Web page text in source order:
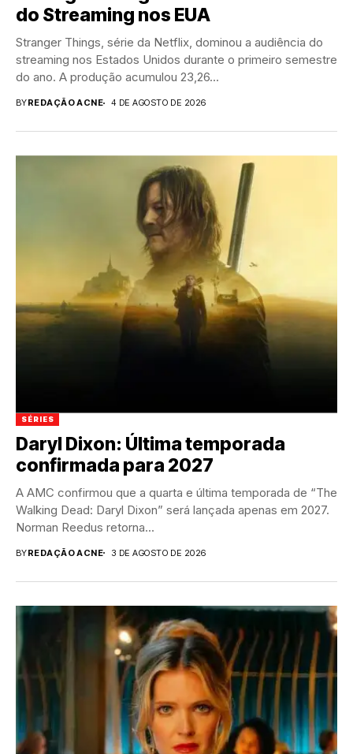
do Streaming nos EUA
Stranger Things, série da Netflix, dominou a audiência do
streaming nos Estados Unidos durante o primeiro semestre
do ano. A produção acumulou 23,26...
BYREDAÇÃO ACNE 4 DE AGOSTO DE 2026
SÉRIES
Daryl Dixon: Última temporada
confirmada para 2027
A AMC confirmou que a quarta e última temporada de “The
Walking Dead: Daryl Dixon” será lançada apenas em 2027.
Norman Reedus retorna...
BYREDAÇÃO ACNE 3 DE AGOSTO DE 2026